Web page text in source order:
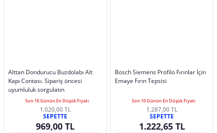
Alttan Dondurucu Buzdolabı Alt
Kapı Contası. Sipariş öncesi
uyumluluk sorgulatın
Son 10 Günün En Düşük Fiyatı
1.020,00 TL
SEPETTE
969,00 TL
Bosch Siemens Profilo Fırınlar İçin
Emaye Fırın Tepsisi
Son 10 Günün En Düşük Fiyatı
1.287,00 TL
SEPETTE
1.222,65 TL